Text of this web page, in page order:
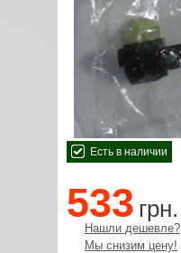
Есть в наличии
533 грн.
Нашли дешевле?
Мы снизим цену!